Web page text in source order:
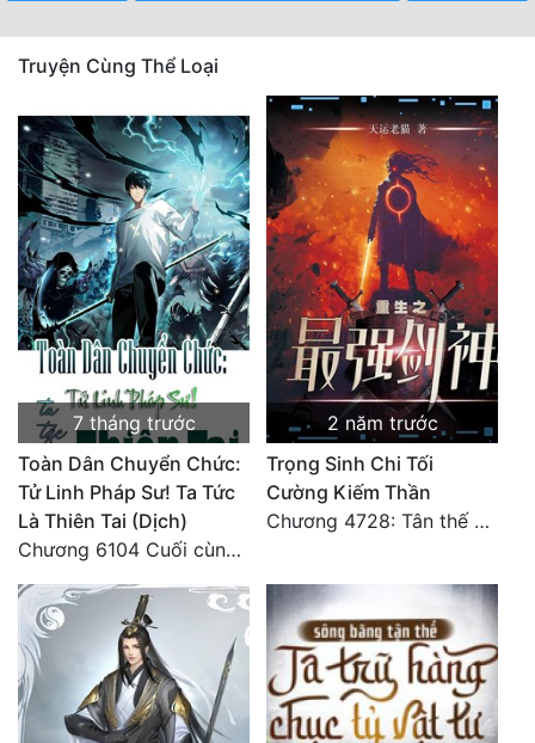
Truyện Cùng Thể Loại
7 tháng trước
Toàn Dân Chuyển Chức:
Tử Linh Pháp Sư! Ta Tức
Là Thiên Tai (Dịch)
Chương 6104 Cuối cùng (HẾT)
2 năm trước
Trọng Sinh Chi Tối
Cường Kiếm Thần
Chương 4728: Tân thế giới (đại kết cục) (10)